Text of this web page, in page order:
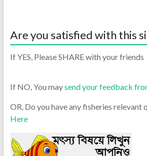
Are you satisfied with this
If YES, Please SHARE with your friends
If NO, You maysend your feedback
OR, Do you have any fisheries relevant
Here